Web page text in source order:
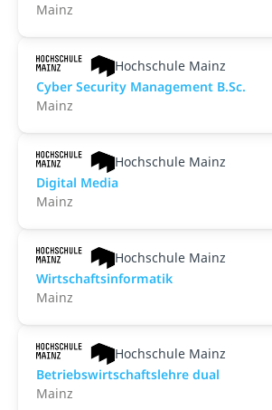
Mainz
Hochschule Mainz
Cyber Security Management B.Sc.
Mainz
Hochschule Mainz
Digital Media
Mainz
Hochschule Mainz
Wirtschaftsinformatik
Mainz
Hochschule Mainz
Betriebswirtschaftslehre dual
Mainz